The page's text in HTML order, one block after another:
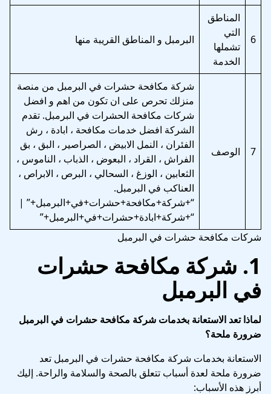
6
المناطق
التي
تشملها
الخدمة
البرمبل و المناطق القريبة منها
7 الوصف
شركة مكافحة حشرات في البرمبل من منصة
منزلك تحرص على ان تكون من اهم و افضل
شركات مكافحة الحشرات في البرمبل. تقدم
الشركة افضل خدمات مكافحة ، ابادة ، رش
الفئران ، النمل الابيض ، الصراصير ، البق ، بق
الفراش ، القراد ، البعوض ، الذباب ، الناموس ،
الثعابين ، الوزغ ، السحالي ، البرص ، الابراص ،
العناكب في البرمبل.
“+شركة+مكافحة+حشرات+في+البرمبل+” |
“+شركة+ابادة+حشرات+في+البرمبل+”
شركات مكافحة حشرات في البرمبل
1. شركة مكافحة حشرات
في البرمبل
لماذا تعد الاستعانة بخدمات شركة مكافحة حشرات في البرمبل
ضرورة ملحة؟
الاستعانة بخدمات شركة مكافحة حشرات في البرمبل تعد
ضرورة ملحة لعدة أسباب تتعلق بالصحة والسلامة والراحة. إليك
أبرز هذه الأسباب: